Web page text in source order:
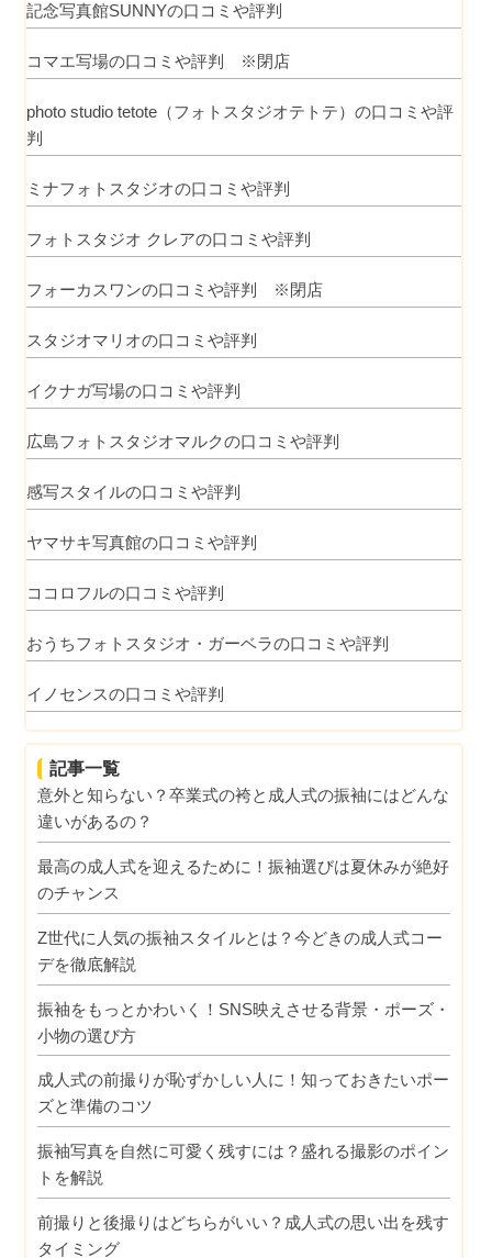
記念写真館SUNNYの口コミや評判
コマエ写場の口コミや評判 ※閉店
photo studio tetote（フォトスタジオテトテ）の口コミや評
判
ミナフォトスタジオの口コミや評判
フォトスタジオ クレアの口コミや評判
フォーカスワンの口コミや評判 ※閉店
スタジオマリオの口コミや評判
イクナガ写場の口コミや評判
広島フォトスタジオマルクの口コミや評判
感写スタイルの口コミや評判
ヤマサキ写真館の口コミや評判
ココロフルの口コミや評判
おうちフォトスタジオ・ガーベラの口コミや評判
イノセンスの口コミや評判
記事一覧
意外と知らない？卒業式の袴と成人式の振袖にはどんな
違いがあるの？
最高の成人式を迎えるために！振袖選びは夏休みが絶好
のチャンス
Z世代に人気の振袖スタイルとは？今どきの成人式コー
デを徹底解説
振袖をもっとかわいく！SNS映えさせる背景・ポーズ・
小物の選び方
成人式の前撮りが恥ずかしい人に！知っておきたいポー
ズと準備のコツ
振袖写真を自然に可愛く残すには？盛れる撮影のポイン
トを解説
前撮りと後撮りはどちらがいい？成人式の思い出を残す
タイミング